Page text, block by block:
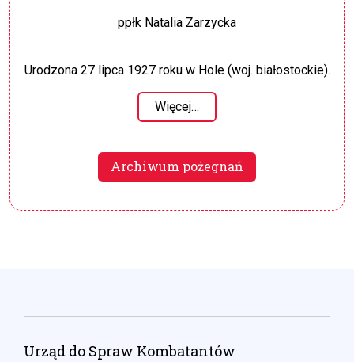
ppłk Natalia Zarzycka
Urodzona 27 lipca 1927 roku w Hole (woj. białostockie).
Więcej…
Archiwum pożegnań
Urząd do Spraw Kombatantów